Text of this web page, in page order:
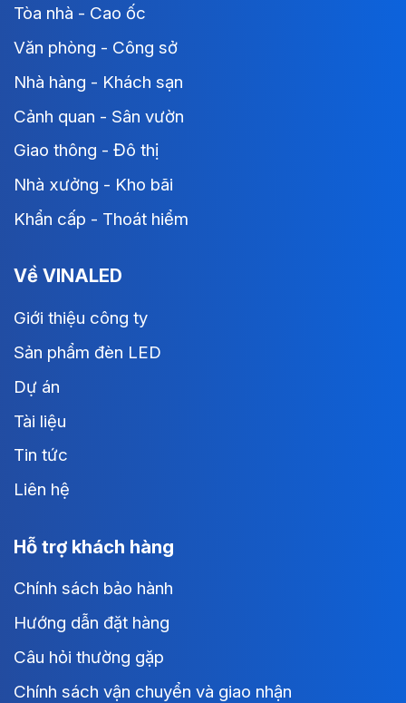
Tòa nhà - Cao ốc
Văn phòng - Công sở
Nhà hàng - Khách sạn
Cảnh quan - Sân vườn
Giao thông - Đô thị
Nhà xưởng - Kho bãi
Khẩn cấp - Thoát hiểm
Về VINALED
Giới thiệu công ty
Sản phẩm đèn LED
Dự án
Tài liệu
Tin tức
Liên hệ
Hỗ trợ khách hàng
Chính sách bảo hành
Hướng dẫn đặt hàng
Câu hỏi thường gặp
Chính sách vận chuyển và giao nhận